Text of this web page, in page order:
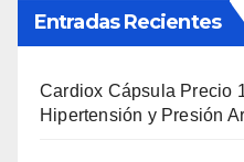
Entradas Recientes
Cardiox Cápsula Precio
Hipertensión y Presión